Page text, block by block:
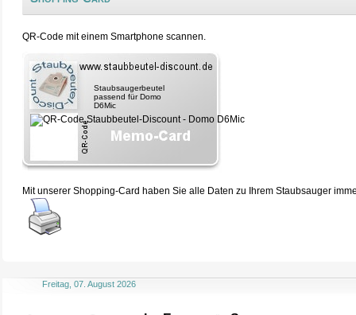
QR-Code mit einem Smartphone scannen.
Staubsaugerbeutel
passend für Domo
D6Mic
Mit unserer Shopping-Card haben Sie alle Daten zu Ihrem Staubsauger
Freitag, 07. August 2026